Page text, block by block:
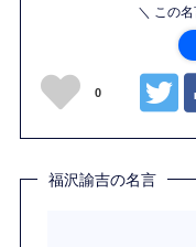
＼ この
0
福沢諭吉の名言